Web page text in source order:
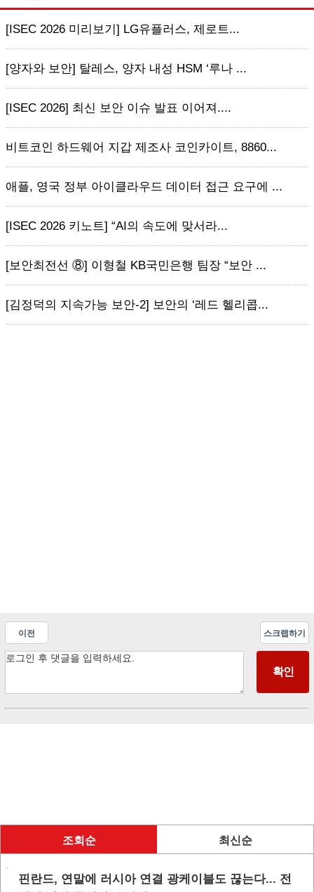
[ISEC 2026 미리보기] LG유플러스, 제로트...
[양자와 보안] 탈레스, 양자 내성 HSM ‘루나 ...
[ISEC 2026] 최신 보안 이슈 발표 이어져....
비트코인 하드웨어 지갑 제조사 코인카이트, 8860...
애플, 영국 정부 아이클라우드 데이터 접근 요구에 ...
[ISEC 2026 키노트] “AI의 속도에 맞서라...
[보안최전선 ⑧] 이형철 KB국민은행 팀장 “보안 ...
[김정덕의 지속가능 보안-2] 보안의 ‘레드 헬리콥...
이전 스크랩하기
조회순 최신순
핀란드, 연말에 러시아 연결 광케이블도 끊는다... 전